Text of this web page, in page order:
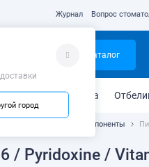
город
Журнал Вопрос
Каталог
Защита от кариеса
Растительные компоненты
/ Pyridoxine /